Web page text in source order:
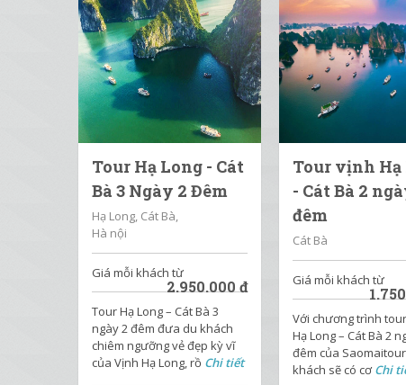
Tour Hạ Long - Cát
Bà 3 Ngày 2 Đêm
Hạ Long, Cát Bà,
Hà nội
Giá mỗi khách từ
2.950.000 đ
Tour Hạ Long – Cát Bà 3
ngày 2 đêm đưa du khách
chiêm ngưỡng vẻ đẹp kỳ vĩ
của Vịnh Hạ Long, rồ Chi tiết
Tour vịnh Hạ
- Cát Bà 2
đêm
Cát Bà
Giá mỗi khách từ
Với chương trình
Hạ Long – Cát Bà 2
đêm của
khách sẽ có cơChi